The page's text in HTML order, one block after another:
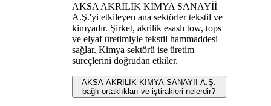
AKSA AKRİLİK KİMYA SANAYİİ
A.Ş.'yi etkileyen ana sektörler tekstil ve
kimyadır. Şirket, akrilik esaslı tow, tops
ve elyaf üretimiyle tekstil hammaddesi
sağlar. Kimya sektörü ise üretim
süreçlerini doğrudan etkiler.
AKSA AKRİLİK KİMYA SANAYİİ A.Ş.
bağlı ortaklıkları ve iştirakleri nelerdir?